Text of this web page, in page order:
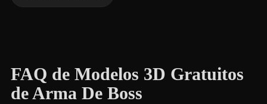
FAQ de Modelos 3D Gratuitos
de Arma De Boss